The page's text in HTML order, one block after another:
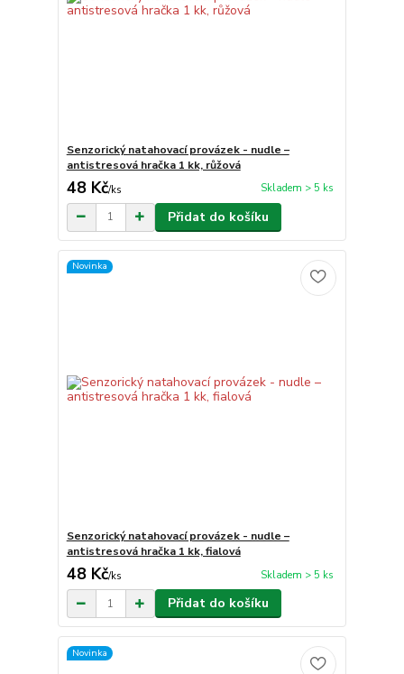
Senzorický natahovací provázek - nudle –
antistresová hračka 1 kk, růžová
48 Kč/ks Skladem > 5 ks
Přidat do košíku
Novinka
Senzorický natahovací provázek - nudle –
antistresová hračka 1 kk, fialová
48 Kč/ks Skladem > 5 ks
Přidat do košíku
Novinka